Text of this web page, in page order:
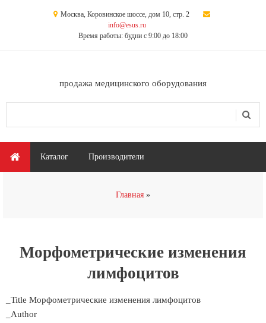
Москва, Коровинское шоссе, дом 10, стр. 2
info@esus.ru
Время работы: будни с 9:00 до 18:00
продажа медицинского оборудования
Главное меню
Каталог Производители
Главная
Морфометрические изменения
лимфоцитов
_Title Морфометрические изменения лимфоцитов
_Author